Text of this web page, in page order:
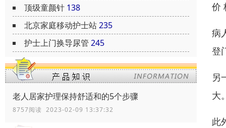
顶级童颜针 138
北京家庭移动护士站235
护士上门换导尿管 245
老人居家护理保持舒适和的5个步骤
8757阅读 2023-02-09 13:37:32
价
病
登
另
大
此